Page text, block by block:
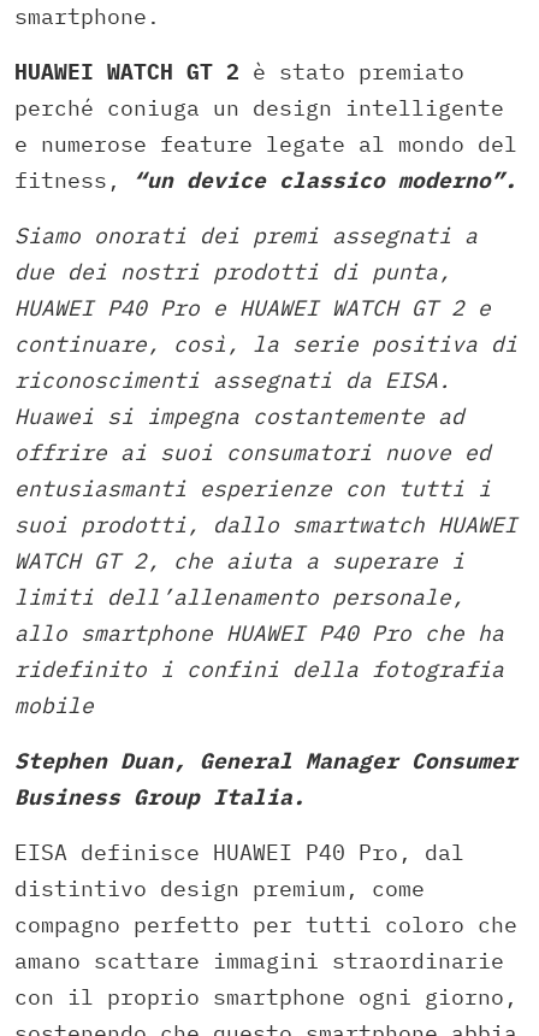
smartphone.
HUAWEI WATCH GT 2 è stato premiato
perché coniuga un design intelligente
e numerose feature legate al mondo del
fitness, “un device classico moderno”.
Siamo onorati dei premi assegnati a
due dei nostri prodotti di punta,
HUAWEI P40 Pro e HUAWEI WATCH GT 2 e
continuare, così, la serie positiva di
riconoscimenti assegnati da EISA.
Huawei si impegna costantemente ad
offrire ai suoi consumatori nuove ed
entusiasmanti esperienze con tutti i
suoi prodotti, dallo smartwatch HUAWEI
WATCH GT 2, che aiuta a superare i
limiti dell’allenamento personale,
allo smartphone HUAWEI P40 Pro che ha
ridefinito i confini della fotografia
mobile
Stephen Duan, General Manager Consumer
Business Group Italia.
EISA definisce HUAWEI P40 Pro, dal
distintivo design premium, come
compagno perfetto per tutti coloro che
amano scattare immagini straordinarie
con il proprio smartphone ogni giorno,